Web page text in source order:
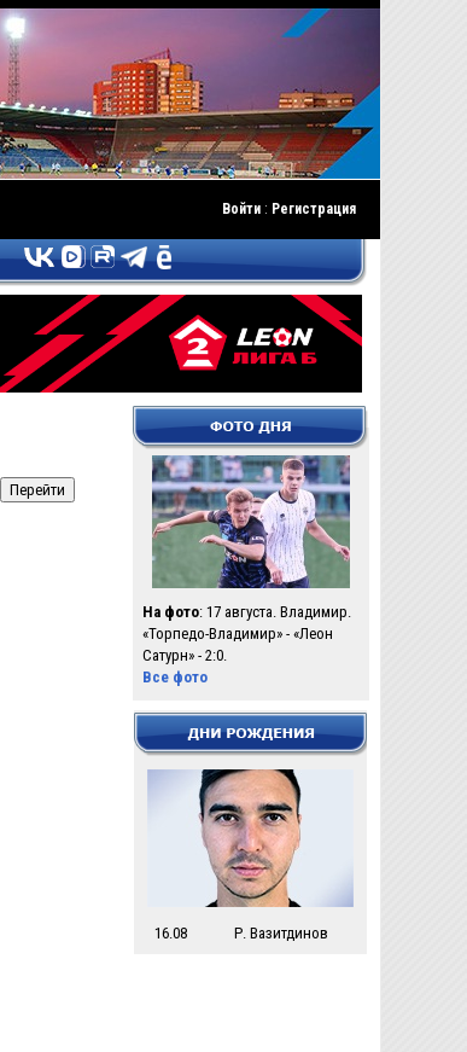
Войти : Регистрация
На фото: 17 августа. Владимир.
«Торпедо-Владимир» - «Леон
Сатурн» - 2:0.
Все фото
16.08 Р. Вазитдинов